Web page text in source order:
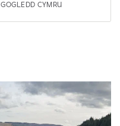
GOGLEDD CYMRU